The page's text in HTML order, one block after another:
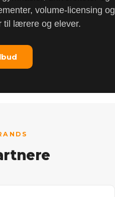
volume-licensing og
til lærere og elever.